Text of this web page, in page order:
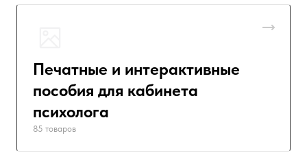
Печатные и интерактивные
пособия для кабинета
психолога
85 товаров